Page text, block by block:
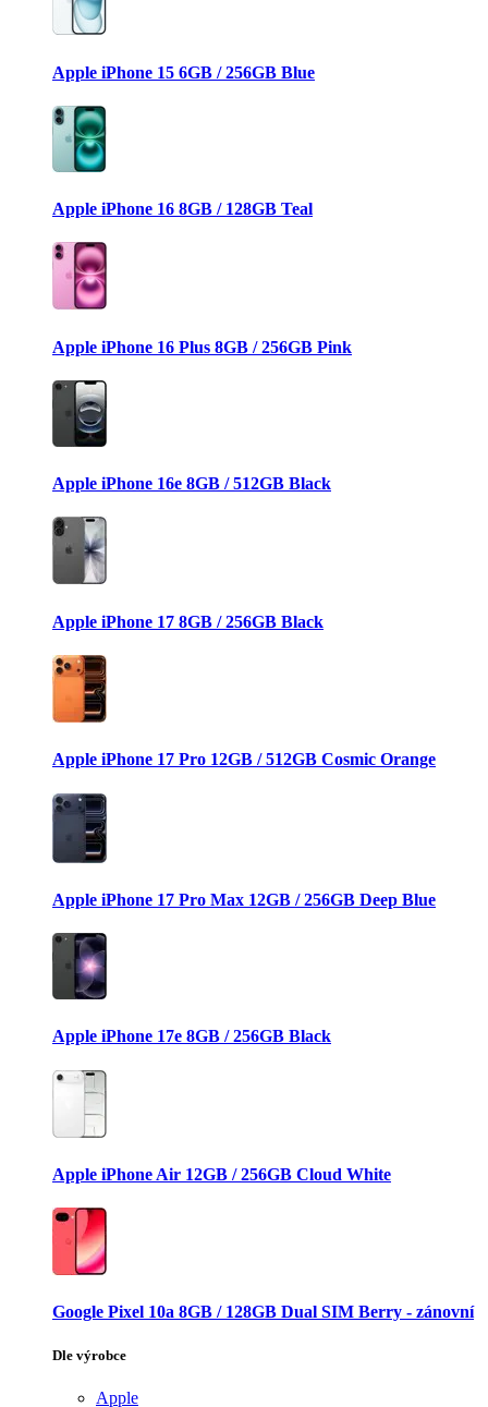
Apple iPhone 15 6GB / 256GB Blue
Apple iPhone 16 8GB / 128GB Teal
Apple iPhone 16 Plus 8GB / 256GB Pink
Apple iPhone 16e 8GB / 512GB Black
Apple iPhone 17 8GB / 256GB Black
Apple iPhone 17 Pro 12GB / 512GB Cosmic Orange
Apple iPhone 17 Pro Max 12GB / 256GB Deep Blue
Apple iPhone 17e 8GB / 256GB Black
Apple iPhone Air 12GB / 256GB Cloud White
Google Pixel 10a 8GB / 128GB Dual SIM Berry - zánovní
Dle výrobce
Apple